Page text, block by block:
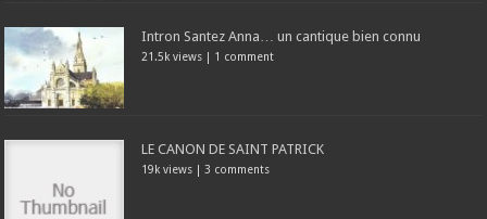
Intron Santez Anna… un cantique bien connu
21.5k views | 1 comment
LE CANON DE SAINT PATRICK
19k views | 3 comments